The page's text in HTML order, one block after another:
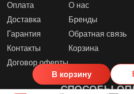
В корзину
Оплата
Доставка
Гарантия
Контакты
Договор оферты
О нас
Бренды
Обратная связь
Корзина
СПОСОБЫ